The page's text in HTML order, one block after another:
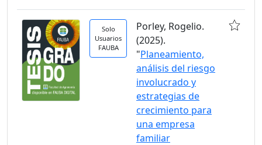
Solo
Usuarios
FAUBA
Porley, Rogelio.
(2025).
"Planeamiento,
análisis del riesgo
involucrado y
estrategias de
crecimiento para
una empresa
familiar